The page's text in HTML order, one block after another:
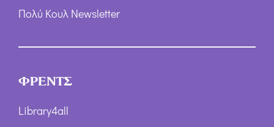
Πολύ Κουλ Newsletter
ΦΡΕΝΤΣ
Library4all